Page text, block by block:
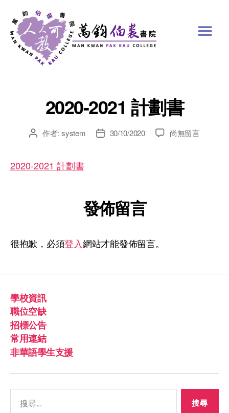
2020-2021 計劃書
作者:system 30/10/2020 尚無留言
2020-2021 計劃書
發佈留言
很抱歉，必須登入網站才能發佈留言。
學校資訊
職位空缺
招標公告
常用連結
非華語學生支援